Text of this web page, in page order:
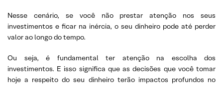
Nesse cenário, se você não prestar atenção nos seus
investimentos e ficar na inércia, o seu dinheiro pode até perder
valor ao longo do tempo.
Ou seja, é fundamental ter atenção na escolha dos
investimentos. E isso significa que as decisões que você tomar
hoje a respeito do seu dinheiro terão impactos profundos no